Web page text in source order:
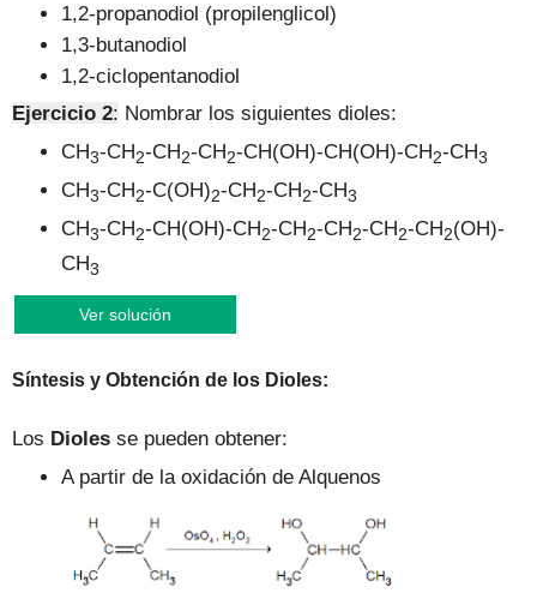
1,2-propanodiol (propilenglicol)
1,3-butanodiol
1,2-ciclopentanodiol
Ejercicio 2: Nombrar los siguientes dioles:
CH3-CH2-CH2-CH2-CH(OH)-CH(OH)-CH2-CH3
CH3-CH2-C(OH)2-CH2-CH2-CH3
CH3-CH2-CH(OH)-CH2-CH2-CH2-CH2-CH2(OH)-
CH3
Ver solución
Síntesis y Obtención de los Dioles:
Los Dioles se pueden obtener:
A partir de la oxidación de Alquenos